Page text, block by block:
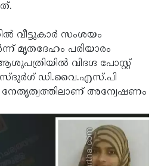
വീട്ടുകാര്‍ സംശയം
മൃതദേഹം പരിയാരം
വിദഗ്ദ പോസ്റ്റ്
ഡി.വൈ.എസ്.പി
നേതൃത്വത്തിലാണ് അന്വേഷണം